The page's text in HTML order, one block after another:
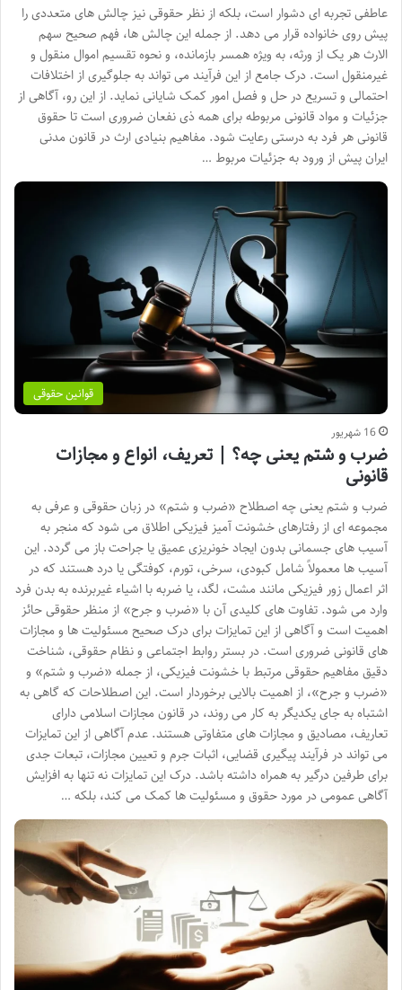
عاطفی تجربه ای دشوار است، بلکه از نظر حقوقی نیز چالش های متعددی را
پیش روی خانواده قرار می دهد. از جمله این چالش ها، فهم صحیح سهم
الارث هر یک از ورثه، به ویژه همسر بازمانده، و نحوه تقسیم اموال منقول و
غیرمنقول است. درک جامع از این فرآیند می تواند به جلوگیری از اختلافات
احتمالی و تسریع در حل و فصل امور کمک شایانی نماید. از این رو، آگاهی از
جزئیات و مواد قانونی مربوطه برای همه ذی نفعان ضروری است تا حقوق
قانونی هر فرد به درستی رعایت شود. مفاهیم بنیادی ارث در قانون مدنی
ایران پیش از ورود به جزئیات مربوط …
قوانین حقوقی
16 شهریور
ضرب و شتم یعنی چه؟ | تعریف، انواع و مجازات
قانونی
ضرب و شتم یعنی چه اصطلاح «ضرب و شتم» در زبان حقوقی و عرفی به
مجموعه ای از رفتارهای خشونت آمیز فیزیکی اطلاق می شود که منجر به
آسیب های جسمانی بدون ایجاد خونریزی عمیق یا جراحت باز می گردد. این
آسیب ها معمولاً شامل کبودی، سرخی، تورم، کوفتگی یا درد هستند که در
اثر اعمال زور فیزیکی مانند مشت، لگد، یا ضربه با اشیاء غیربرنده به بدن فرد
وارد می شود. تفاوت های کلیدی آن با «ضرب و جرح» از منظر حقوقی حائز
اهمیت است و آگاهی از این تمایزات برای درک صحیح مسئولیت ها و مجازات
های قانونی ضروری است. در بستر روابط اجتماعی و نظام حقوقی، شناخت
دقیق مفاهیم حقوقی مرتبط با خشونت فیزیکی، از جمله «ضرب و شتم» و
«ضرب و جرح»، از اهمیت بالایی برخوردار است. این اصطلاحات که گاهی به
اشتباه به جای یکدیگر به کار می روند، در قانون مجازات اسلامی دارای
تعاریف، مصادیق و مجازات های متفاوتی هستند. عدم آگاهی از این تمایزات
می تواند در فرآیند پیگیری قضایی، اثبات جرم و تعیین مجازات، تبعات جدی
برای طرفین درگیر به همراه داشته باشد. درک این تمایزات نه تنها به افزایش
آگاهی عمومی در مورد حقوق و مسئولیت ها کمک می کند، بلکه …